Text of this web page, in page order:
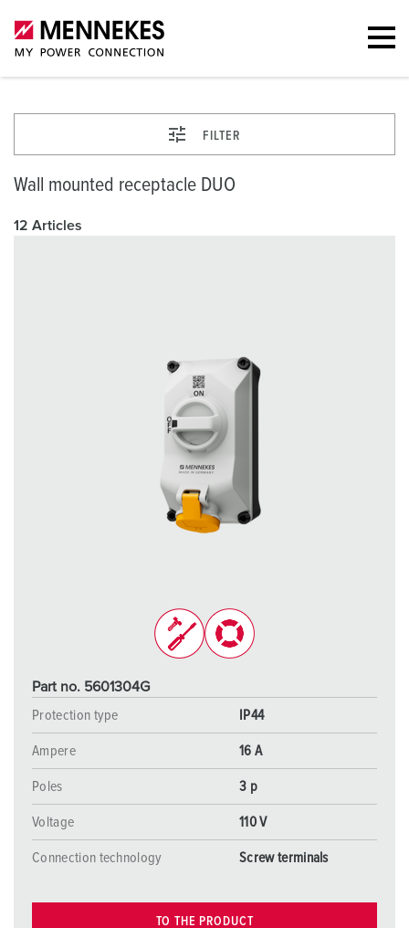
FILTER
Wall mounted receptacle DUO
12 Articles
Part no. 5601304G
Protection type
IP44
Ampere 16 A
Poles 3 p
Voltage 110 V
Connection technology Screw terminals
TO THE PRODUCT